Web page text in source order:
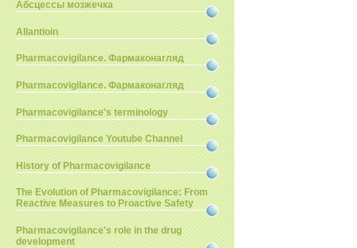
Абсцессы мозжечка
Allantioin
Pharmacovigilance. Фармаконагляд
Pharmacovigilance. Фармаконагляд
Pharmacovigilance's terminology
Pharmacovigilance Youtube Channel
History of Pharmacovigilance
The Evolution of Pharmacovigilance: From
Reactive Measures to Proactive Safety
Pharmacovigilance's role in the drug
development